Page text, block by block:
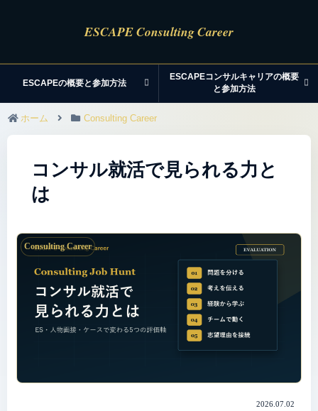
ESCAPEの概要と参加方法
ESCAPEコンサルキャリアの概要
と参加方法
ホーム Consulting Career
コンサル就活で見られる力と
は
Consulting Career
2026.07.02